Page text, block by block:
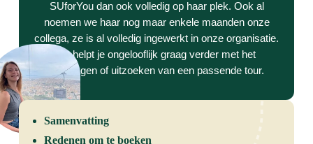
SUforYou dan ook volledig op haar plek. Ook al
noemen we haar nog maar enkele maanden onze
collega, ze is al volledig ingewerkt in onze organisatie.
Ze helpt je ongelooflijk graag verder met het
aanvragen of uitzoeken van een passende tour.
Samenvatting
Redenen om te boeken